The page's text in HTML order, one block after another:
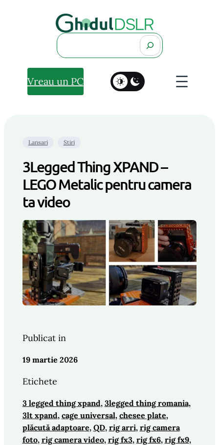
Search
Vreau un PC
Lansari Stiri
3Legged Thing XPAND –
LEGO Metalic pentru camera
ta video
Publicat in
19 martie 2026
Etichete
3 legged thing xpand, 3legged thing romania ,
3lt xpand, cage universal, chesee plate ,
plăcută adaptoare, QD, rig arri, rig camera
foto, rig camera video, rig fx3, rig fx6, rig fx9 ,